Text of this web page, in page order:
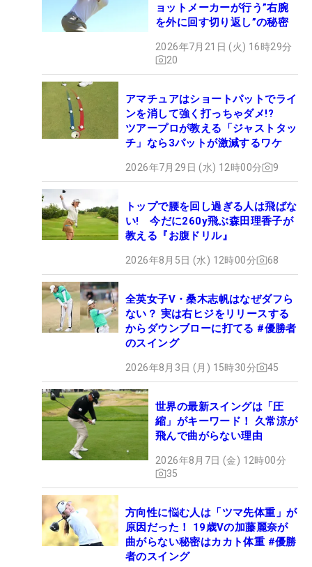
ョットメーカーが行う”右腕
を外に回す切り返し”の秘密
2026年7月21日 (火) 16時29分
20
アマチュアはショートパットでライ
ンを消して強く打っちゃダメ!?
ツアープロが教える「ジャストタッ
チ」なら3パットが激減するワケ
2026年7月29日 (水) 12時00分 9
トップで腰を回し過ぎる人は飛ばな
い! 今だに260y飛ぶ森田理香子が
教える『お腹ドリル』
2026年8月5日 (水) 12時00分 68
全英女子V・桑木志帆はなぜダフら
ない？ 実は右ヒジをリリースする
からダウンブローに打てる #優勝者
のスイング
2026年8月3日 (月) 15時30分 45
世界の最新スイングは「圧
縮」がキーワード！ 久常涼が
飛んで曲がらない理由
2026年8月7日 (金) 12時00分
35
方向性に悩む人は「ツマ先体重」が
原因だった！ 19歳Vの加藤麗奈が
曲がらない秘密はカカト体重 #優勝
者のスイング